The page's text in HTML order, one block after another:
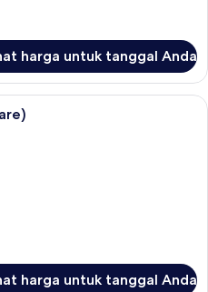
harga untuk tanggal Anda
Kamar Double (senza vista mare) |
harga untuk tanggal Anda